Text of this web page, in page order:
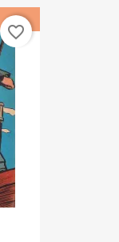
favorite_border